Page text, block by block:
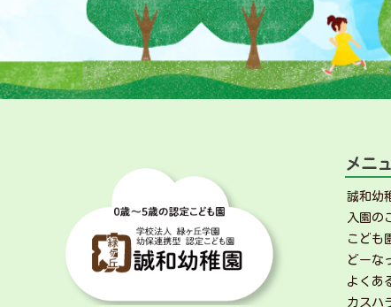
ゲ
シ
メニ
誠和幼
入園の
こども
どーな
よくあ
カスハ